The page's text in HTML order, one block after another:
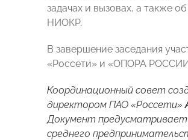
задачах и вызовах, а также
НИОКР.
В завершение заседания
«Россети» и «ОПОРА
Координационный совет
директором ПАО «Россети»
Документ предусматривает
среднего